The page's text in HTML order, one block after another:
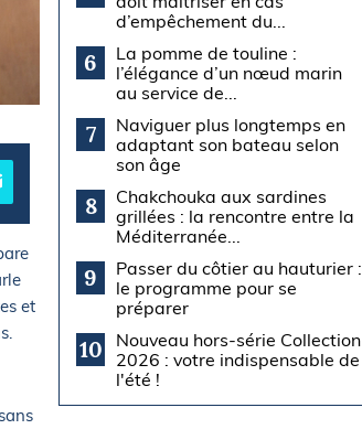
et
d’empêchement du...
6
La pomme de touline :
l’élégance d’un nœud marin
au service de...
7
Naviguer plus longtemps en
adaptant son bateau selon
son âge
8
Chakchouka aux sardines
grillées : la rencontre entre la
Méditerranée...
9
Passer du côtier au hauturier :
le programme pour se
préparer
10
Nouveau hors-série Collection
2026 : votre indispensable de
l'été !